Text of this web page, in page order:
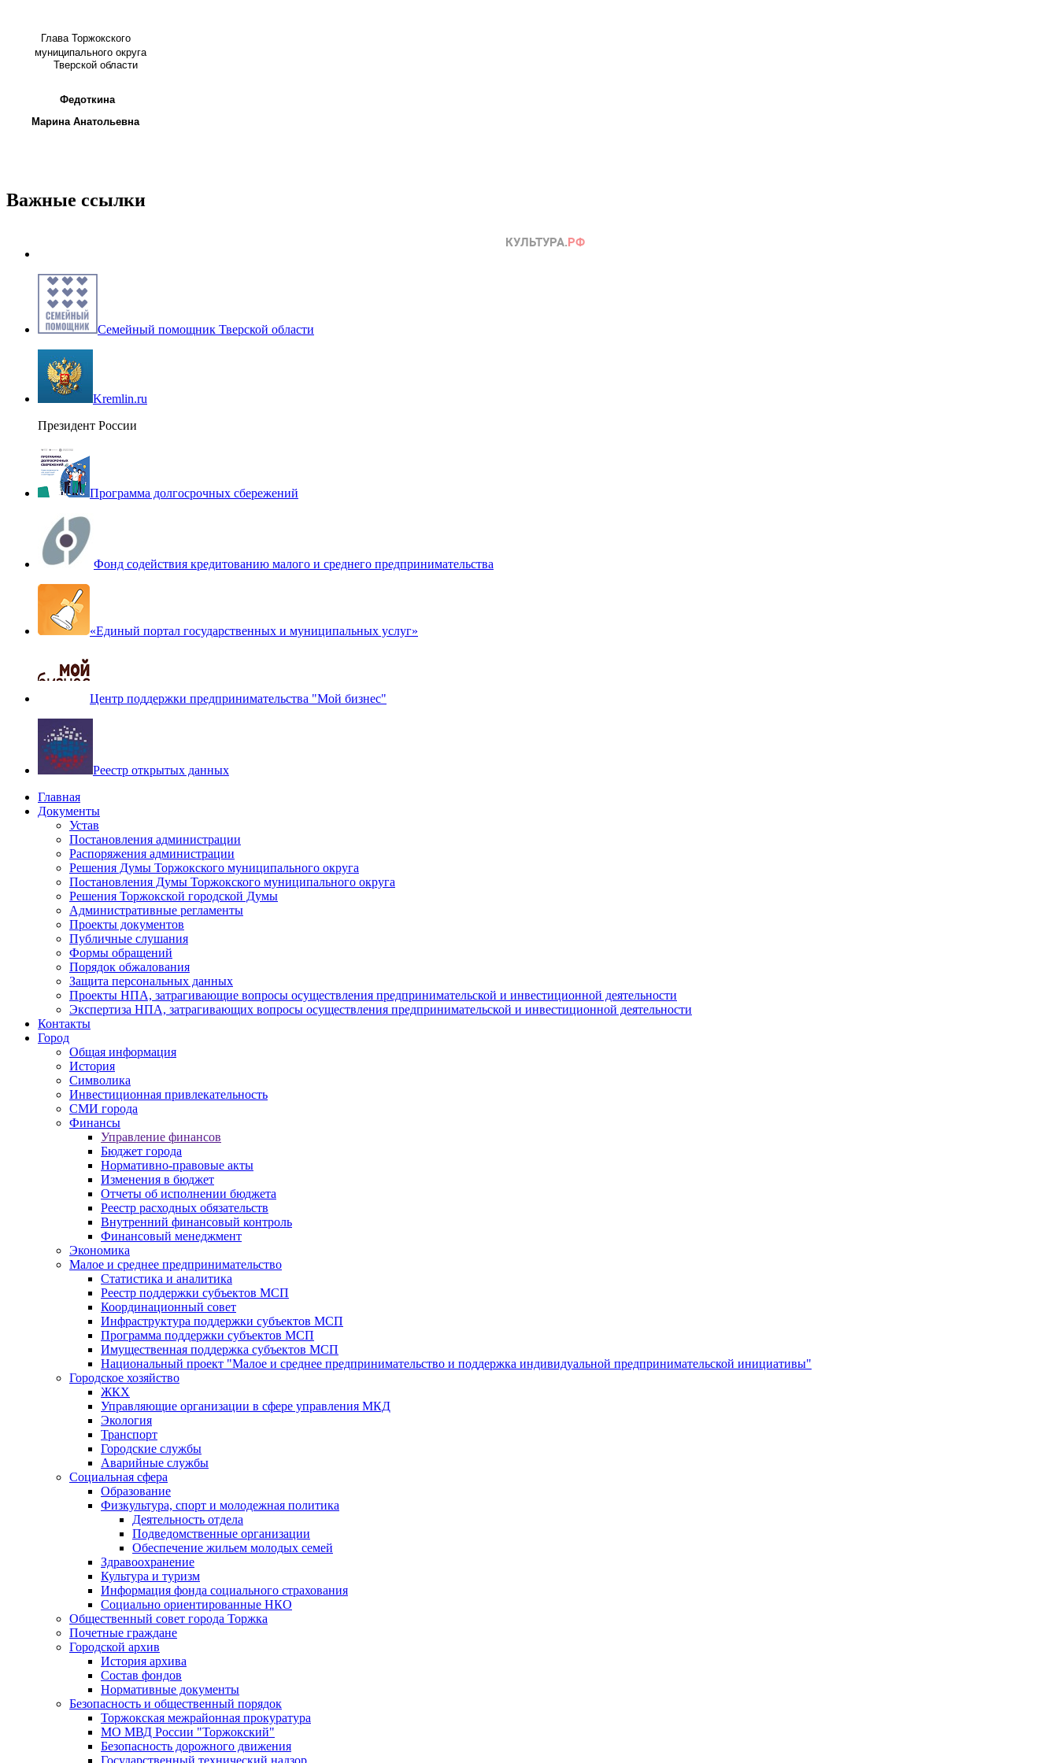
Глава Торжокского
муниципального округа
Тверской области
Федоткина
Марина Анатольевна
Важные ссылки
Семейный помощник Тверской области
Kremlin.ru
Президент России
Программа долгосрочных сбережений
Фонд содействия кредитованию малого и среднего предпринимательства
«Единый портал государственных и муниципальных услуг»
Центр поддержки предпринимательства "Мой бизнес"
Реестр открытых данных
Главная
Документы
Устав
Постановления администрации
Распоряжения администрации
Решения Думы Торжокского муниципального округа
Постановления Думы Торжокского муниципального округа
Решения Торжокской городской Думы
Административные регламенты
Проекты документов
Публичные слушания
Формы обращений
Порядок обжалования
Защита персональных данных
Проекты НПА, затрагивающие вопросы осуществления предпринимательской и инвестиционной деятельности
Экспертиза НПА, затрагивающих вопросы осуществления предпринимательской и инвестиционной деятельности
Контакты
Город
Общая информация
История
Символика
Инвестиционная привлекательность
СМИ города
Финансы
Управление финансов
Бюджет города
Нормативно-правовые акты
Изменения в бюджет
Отчеты об исполнении бюджета
Реестр расходных обязательств
Внутренний финансовый контроль
Финансовый менеджмент
Экономика
Малое и среднее предпринимательство
Статистика и аналитика
Реестр поддержки субъектов МСП
Координационный совет
Инфраструктура поддержки субъектов МСП
Программа поддержки субъектов МСП
Имущественная поддержка субъектов МСП
Национальный проект "Малое и среднее предпринимательство и поддержка индивидуальной предпринимательской инициативы"
Городское хозяйство
ЖКХ
Управляющие организации в сфере управления МКД
Экология
Транспорт
Городские службы
Аварийные службы
Социальная сфера
Образование
Физкультура, спорт и молодежная политика
Деятельность отдела
Подведомственные организации
Обеспечение жильем молодых семей
Здравоохранение
Культура и туризм
Информация фонда социального страхования
Социально ориентированные НКО
Общественный совет города Торжка
Почетные граждане
Городской архив
История архива
Состав фондов
Нормативные документы
Безопасность и общественный порядок
Торжокская межрайонная прокуратура
МО МВД России "Торжокский"
Безопасность дорожного движения